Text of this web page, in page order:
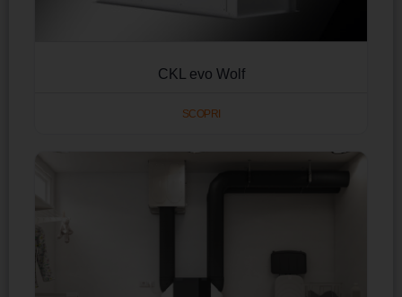
CKL evo Wolf
SCOPRI